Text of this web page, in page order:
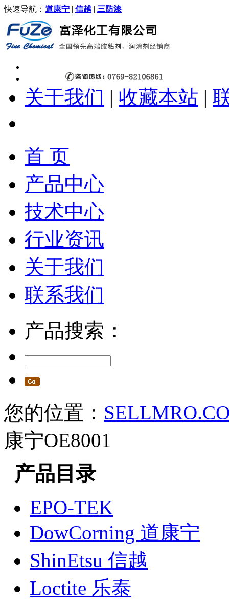
快速导航： 道康宁 | 信越 | 三防漆
关于我们 | 收藏本站 |
首 页
产品中心
技术中心
行业资讯
关于我们
联系我们
产品搜索：
您的位置：
康宁OE8001
产品目录
EPO-TEK
DowCorning 道康宁
ShinEtsu 信越
Loctite 乐泰